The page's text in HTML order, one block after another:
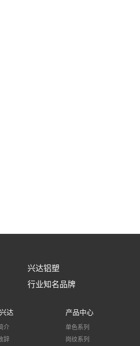
兴达铝塑
行业知名品牌
达
介
辞
产品中心
单色系列
岗纹系列